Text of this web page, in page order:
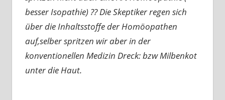
besser Isopathie) ?? Die Skeptiker regen sich
über die Inhaltsstoffe der Homöopathen
auf,selber spritzen wir aber in der
konventionellen Medizin Dreck: bzw Milbenkot
unter die Haut.